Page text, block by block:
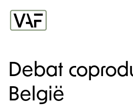
Ga verder naar de inhoud
Debat
België